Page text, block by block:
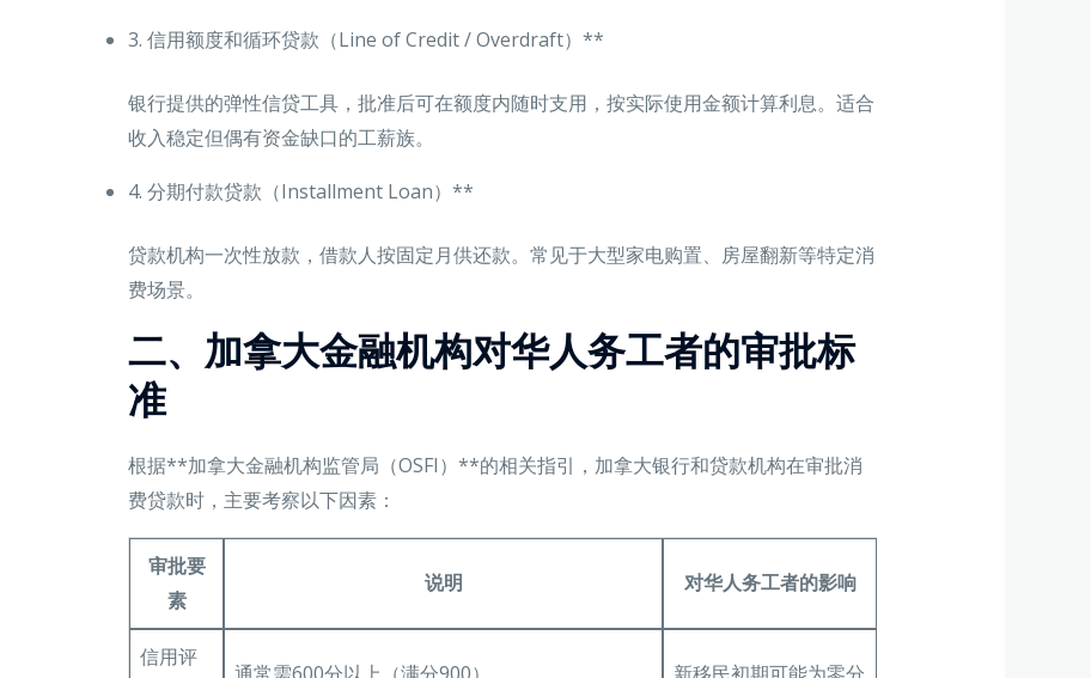
3. 信用额度和循环贷款（Line of Credit / Overdraft）**
银行提供的弹性信贷工具，批准后可在额度内随时支用，按实际使用金额计算利息。适合
收入稳定但偶有资金缺口的工薪族。
4. 分期付款贷款（Installment Loan）**
贷款机构一次性放款，借款人按固定月供还款。常见于大型家电购置、房屋翻新等特定消
费场景。
二、加拿大金融机构对华人务工者的审批标
准
根据**加拿大金融机构监管局（OSFI）**的相关指引，加拿大银行和贷款机构在审批消
费贷款时，主要考察以下因素：
审批要
素
说明 对华人务工者的影响
信用评